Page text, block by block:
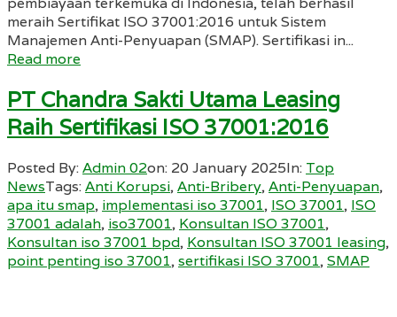
meraih Sertifikat ISO 37001:2016 untuk Sistem
Manajemen Anti-Penyuapan (SMAP). Sertifikasi in...
Read more
PT Chandra Sakti Utama Leasing
Raih Sertifikasi ISO 37001:2016
Posted By:Admin 02on: 20 January 2025In: Top
NewsTags:Anti Korupsi,Anti-Bribery,Anti-Penyuapan,
apa itu smap, implementasi iso 37001, ISO 37001, ISO
37001 adalah, iso37001, Konsultan ISO 37001,
Konsultan iso 37001 bpd, Konsultan ISO 37001 leasing,
point penting iso 37001,sertifikasi ISO 37001,SMAP